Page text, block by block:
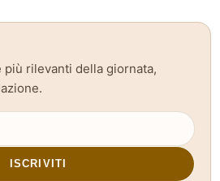
più rilevanti della giornata,
ISCRIVITI